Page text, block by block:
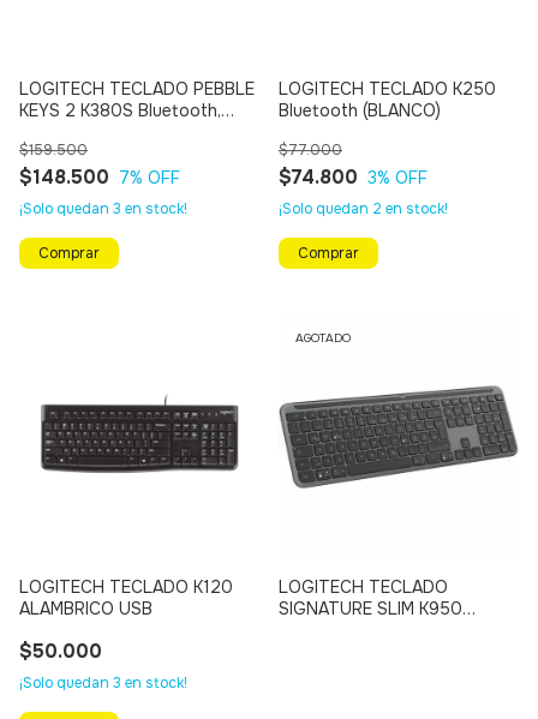
LOGITECH TECLADO PEBBLE
KEYS 2 K380S Bluetooth,
$148.500
$159.500
7% OFF
¡Solo quedan 3 en stock!
LOGITECH TECLADO K250
Bluetooth (BLANCO)
$74.800
$77.000
3% OFF
¡Solo quedan 2 en stock!
LOGITECH TECLADO K120
ALAMBRICO USB
$50.000
¡Solo quedan 3 en stock!
AGOTADO
LOGITECH TECLADO
SIGNATURE SLIM K950